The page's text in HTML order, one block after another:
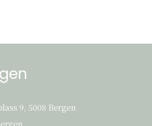
9, 5008 Bergen
9, 5008 Bergen